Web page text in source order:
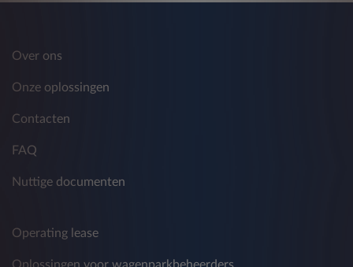
geanonimiseerd of verwijderd.
andere bedrijven worden aangeboden.
persoonsgegevens aan de partnerbedrijven van
niet beperkt tot, derden en/of andere bedrijven
Over ons
Onze oplossingen
Contacten
FAQ
Nuttige documenten
Operating lease
Oplossingen voor wagenparkbeheerders